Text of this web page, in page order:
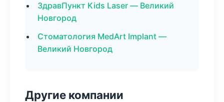
ЗдравПункт Kids Laser — Великий
Новгород
Стоматология MedArt Implant —
Великий Новгород
Другие компании